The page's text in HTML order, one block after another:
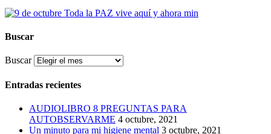
Buscar
Buscar
Entradas recientes
AUDIOLIBRO 8 PREGUNTAS PARA
AUTOBSERVARME 4 octubre, 2021
Un minuto para mi higiene mental 3 octubre, 2021